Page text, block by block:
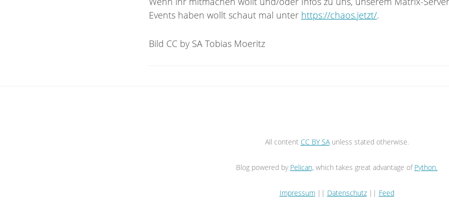
Events haben wollt schaut mal unter https://chaos.jetzt/.
Bild CC by SA Tobias Moeritz
All content CC BY SAunless stated otherwise.
Blog powered by Pelican, which takes great advantage of Python.
Impressum || Datenschutz || Feed